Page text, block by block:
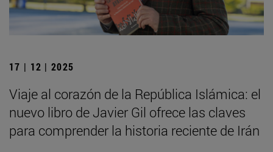
17 | 12 | 2025
Viaje al corazón de la República Islámica: el
nuevo libro de Javier Gil ofrece las claves
para comprender la historia reciente de Irán